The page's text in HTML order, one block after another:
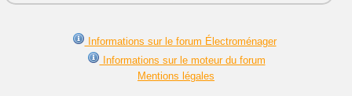
Informations sur le forum Électroménager
Informations sur le moteur du forum
Mentions légales